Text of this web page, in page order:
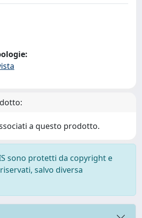
a questo prodotto.
sono protetti da copyright e
salvo diversa